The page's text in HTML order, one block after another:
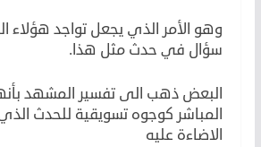
وهو الأمر الذي يجعل تواجد هؤلاء
سؤال في حدث مثل هذا.
البعض ذهب الى تفسير المشهد
المباشر كوجوه تسويقية للحدث
الاضاءة عليه